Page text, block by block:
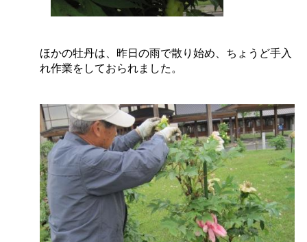
ほかの牡丹は、昨日の雨で散り始め、ちょうど手入
れ作業をしておられました。